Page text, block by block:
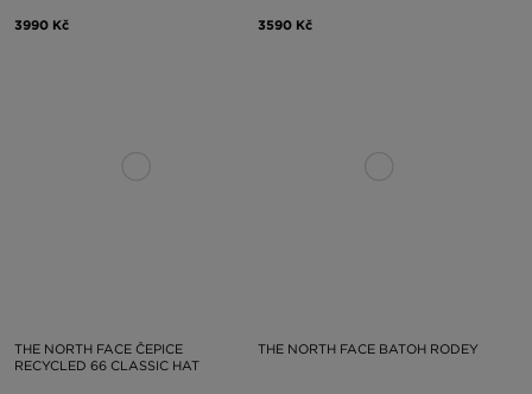
3990 Kč 3590 Kč
THE NORTH FACE ČEPICE
RECYCLED 66 CLASSIC HAT
THE NORTH FACE BATOH RODEY